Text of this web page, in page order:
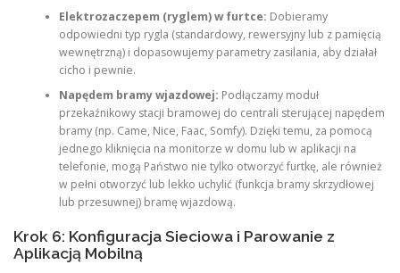
Elektrozaczepem (ryglem) w furtce: Dobieramy
odpowiedni typ rygla (standardowy, rewersyjny lub z pamięcią
wewnętrzną) i dopasowujemy parametry zasilania, aby działał
cicho i pewnie.
Napędem bramy wjazdowej: Podłączamy moduł
przekaźnikowy stacji bramowej do centrali sterującej napędem
bramy (np. Came, Nice, Faac, Somfy). Dzięki temu, za pomocą
jednego kliknięcia na monitorze w domu lub w aplikacji na
telefonie, mogą Państwo nie tylko otworzyć furtkę, ale również
w pełni otworzyć lub lekko uchylić (funkcja bramy skrzydłowej
lub przesuwnej) bramę wjazdową.
Krok 6: Konfiguracja Sieciowa i Parowanie z
Aplikacją Mobilną